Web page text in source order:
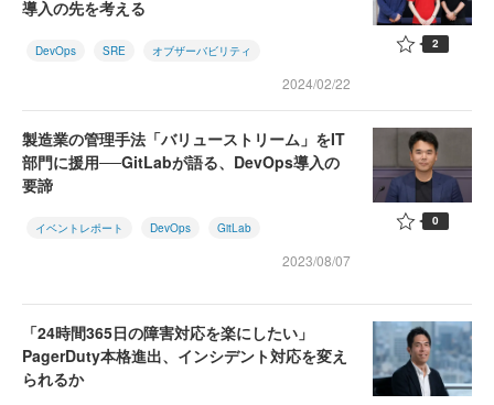
導入の先を考える
DevOps SRE オブザーバビリティ
2024/02/22
2
製造業の管理手法「バリューストリーム」をIT
部門に援用──GitLabが語る、DevOps導入の
要諦
イベントレポート DevOps GitLab
2023/08/07
0
「24時間365日の障害対応を楽にしたい」
PagerDuty本格進出、インシデント対応を変え
られるか